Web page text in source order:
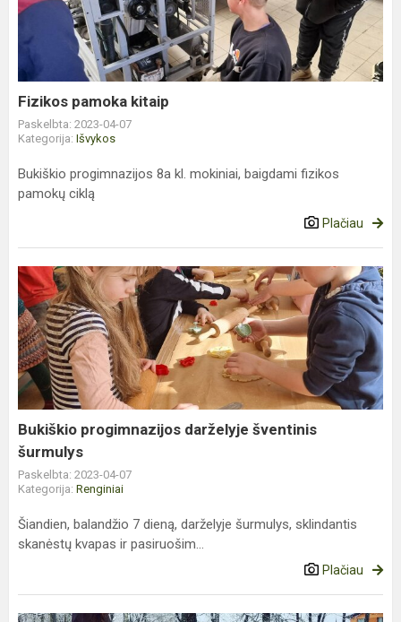
Fizikos pamoka kitaip
Paskelbta: 2023-04-07
Kategorija: Išvykos
Bukiškio progimnazijos 8a kl. mokiniai, baigdami fizikos
pamokų ciklą
Plačiau
Bukiškio
progimnazijos
darželyje
šventinis
šurmulys
Bukiškio progimnazijos darželyje šventinis
šurmulys
Paskelbta: 2023-04-07
Kategorija: Renginiai
Šiandien, balandžio 7 dieną, darželyje šurmulys, sklindantis
skanėstų kvapas ir pasiruošim...
Plačiau